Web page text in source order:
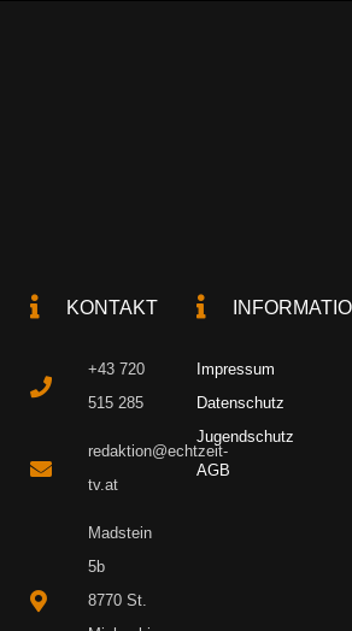
KONTAKT
+43 720
515 285
redaktion@echtzeit-
tv.at
Madstein
5b
8770 St.
Impressum
Datenschutz
Jugendschutz
AGB